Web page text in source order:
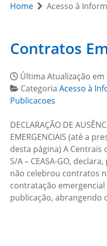
Home Acesso à
Contratos
Última Atualização em
Categoria Acesso à
Publicacoes
DECLARAÇÃO DE
EMERGENCIAIS (até a
desta página) A Centrais
S/A – CEASA-GO,
não celebrou contratos
contratação
publicação, abrangendo